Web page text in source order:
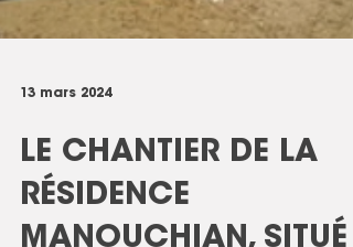
13 mars 2024
LE CHANTIER DE LA